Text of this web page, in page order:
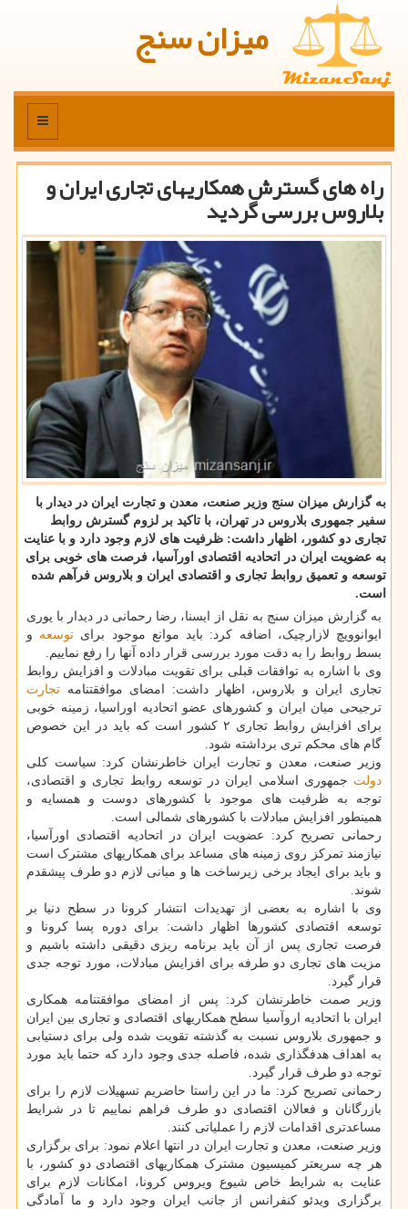
میزان سنج
منو
راه های گسترش همكاریهای تجاری ایران و
بلاروس بررسی گردید
به گزارش میزان سنج وزیر صنعت، معدن و تجارت ایران در دیدار با
سفیر جمهوری بلاروس در تهران، با تاكید بر لزوم گسترش روابط
تجاری دو كشور، اظهار داشت: ظرفیت های لازم وجود دارد و با عنایت
به عضویت ایران در اتحادیه اقتصادی اورآسیا، فرصت های خوبی برای
توسعه و تعمیق روابط تجاری و اقتصادی ایران و بلاروس فرآهم شده
است.
به گزارش میزان سنج به نقل از ایسنا، رضا رحمانی در دیدار با یوری
ایوانوویچ لازارچیک، اضافه کرد: باید موانع موجود برای توسعه و
بسط روابط را به دقت مورد بررسی قرار داده آنها را رفع نماییم.
وی با اشاره به توافقات قبلی برای تقویت مبادلات و افزایش روابط
تجاری ایران و بلاروس، اظهار داشت: امضای موافقتنامه تجارت
ترجیحی میان ایران و کشورهای عضو اتحادیه اوراسیا، زمینه خوبی
برای افزایش روابط تجاری ۲ کشور است که باید در این خصوص
گام های محکم تری برداشته شود.
وزیر صنعت، معدن و تجارت ایران خاطرنشان کرد: سیاست کلی
دولت جمهوری اسلامی ایران در توسعه روابط تجاری و اقتصادی،
توجه به ظرفیت های موجود با کشورهای دوست و همسایه و
همینطور افزایش مبادلات با کشورهای شمالی است.
رحمانی تصریح کرد: عضویت ایران در اتحادیه اقتصادی اورآسیا،
نیازمند تمرکز روی زمینه های مساعد برای همکاریهای مشترک است
و باید برای ایجاد برخی زیرساخت ها و مبانی لازم دو طرف پیشقدم
شوند.
وی با اشاره به بعضی از تهدیدات انتشار کرونا در سطح دنیا بر
توسعه اقتصادی کشورها اظهار داشت: برای دوره پسا کرونا و
فرصت تجاری پس از آن باید برنامه ریزی دقیقی داشته باشیم و
مزیت های تجاری دو طرفه برای افزایش مبادلات، مورد توجه جدی
قرار گیرد.
وزیر صمت خاطرنشان کرد: پس از امضای موافقتنامه همکاری
ایران با اتحادیه اروآسیا سطح همکاریهای اقتصادی و تجاری بین ایران
و جمهوری بلاروس نسبت به گذشته تقویت شده ولی برای دستیابی
به اهداف هدفگذاری شده، فاصله جدی وجود دارد که حتما باید مورد
توجه دو طرف قرار گیرد.
رحمانی تصریح کرد: ما در این راستا حاضریم تسهیلات لازم را برای
بازرگانان و فعالان اقتصادی دو طرف فراهم نماییم تا در شرایط
مساعدتری اقدامات لازم را عملیاتی کنند.
وزیر صنعت، معدن و تجارت ایران در انتها اعلام نمود: برای برگزاری
هر چه سریعتر کمیسیون مشترک همکاریهای اقتصادی دو کشور، با
عنایت به شرایط خاص شیوع ویروس کرونا، امکانات لازم برای
برگزاری ویدئو کنفرانس از جانب ایران وجود دارد و ما آمادگی